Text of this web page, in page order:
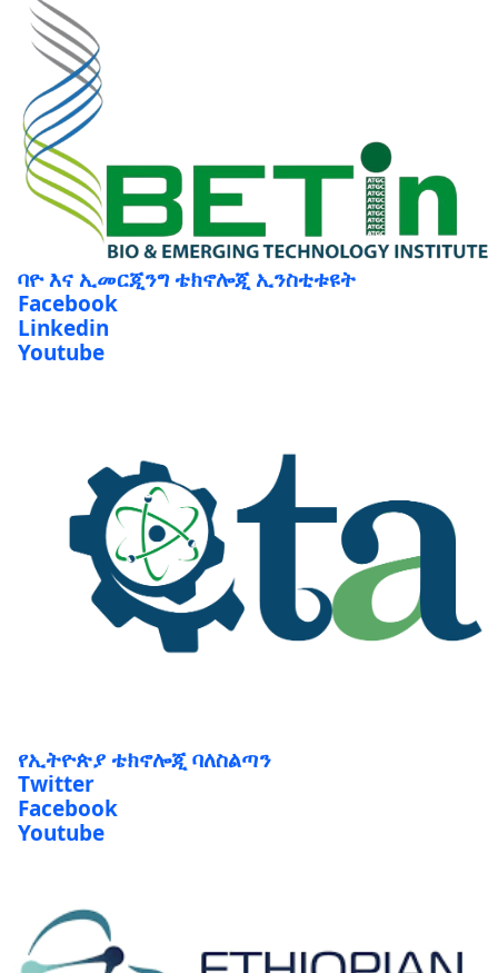
ባዮ እና ኢመርጂንግ ቴክኖሎጂ ኢንስቲቱዩት
Facebook
Linkedin
Youtube
የኢትዮጵያ ቴክኖሎጂ ባለስልጣን
Twitter
Facebook
Youtube